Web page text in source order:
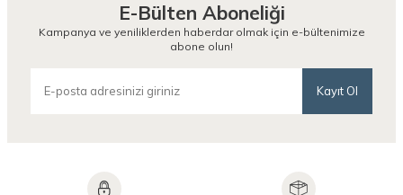
E-Bülten Aboneliği
Kampanya ve yeniliklerden haberdar olmak için e-bültenimize
abone olun!
Kayıt Ol